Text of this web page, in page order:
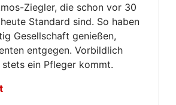
Ziegler, die schon vor 30
Standard sind. So haben
Gesellschaft genießen,
entgegen. Vorbildlich
ein Pfleger kommt.